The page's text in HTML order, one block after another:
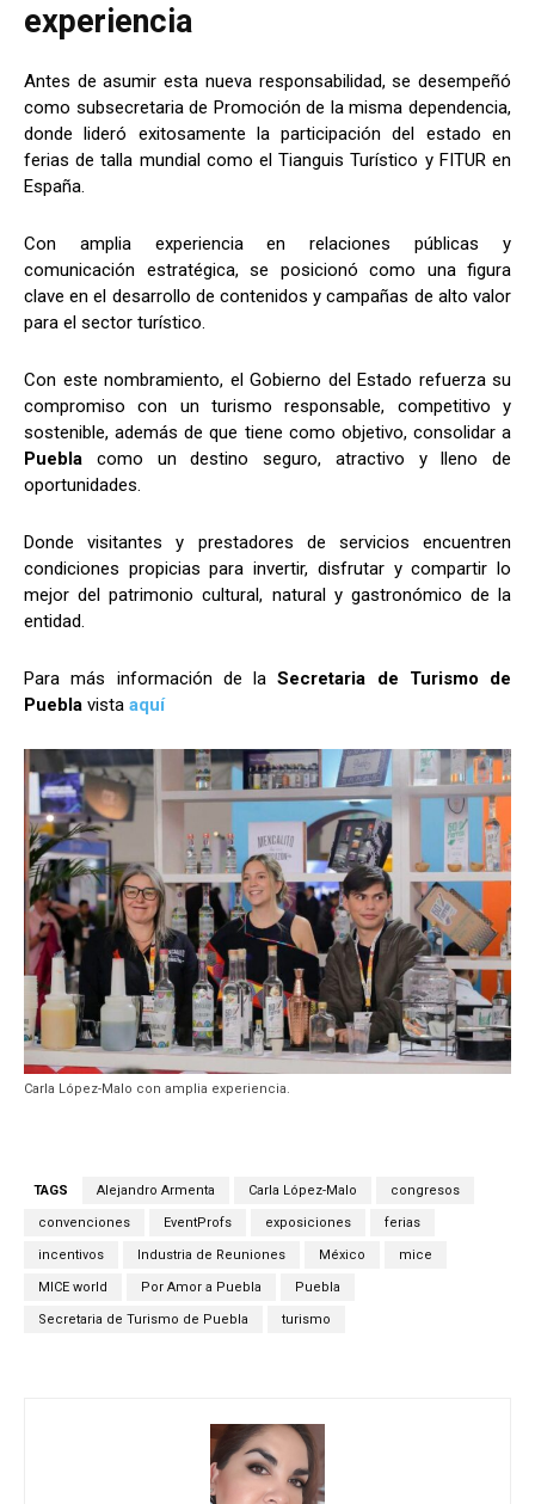
experiencia
Antes de asumir esta nueva responsabilidad, se desempeñó
como subsecretaria de Promoción de la misma dependencia,
donde lideró exitosamente la participación del estado en
ferias de talla mundial como el Tianguis Turístico y FITUR en
España.
Con amplia experiencia en relaciones públicas y
comunicación estratégica, se posicionó como una figura
clave en el desarrollo de contenidos y campañas de alto valor
para el sector turístico.
Con este nombramiento, el Gobierno del Estado refuerza su
compromiso con un turismo responsable, competitivo y
sostenible, además de que tiene como objetivo, consolidar a
Puebla como un destino seguro, atractivo y lleno de
oportunidades.
Donde visitantes y prestadores de servicios encuentren
condiciones propicias para invertir, disfrutar y compartir lo
mejor del patrimonio cultural, natural y gastronómico de la
entidad.
Para más información de laSecretaria de Turismo de
Puebla vista aquí
Carla López-Malo con amplia experiencia.
TAGS Alejandro Armenta Carla López-Malo congresos
convenciones EventProfs exposiciones ferias
incentivos Industria de Reuniones México mice
MICE world Por Amor a Puebla Puebla
Secretaria de Turismo de Puebla turismo